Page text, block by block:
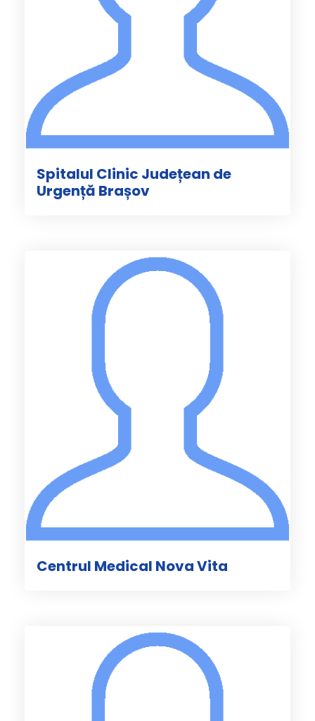
Spitalul Clinic Județean de
Urgență Brașov
Centrul Medical Nova Vita